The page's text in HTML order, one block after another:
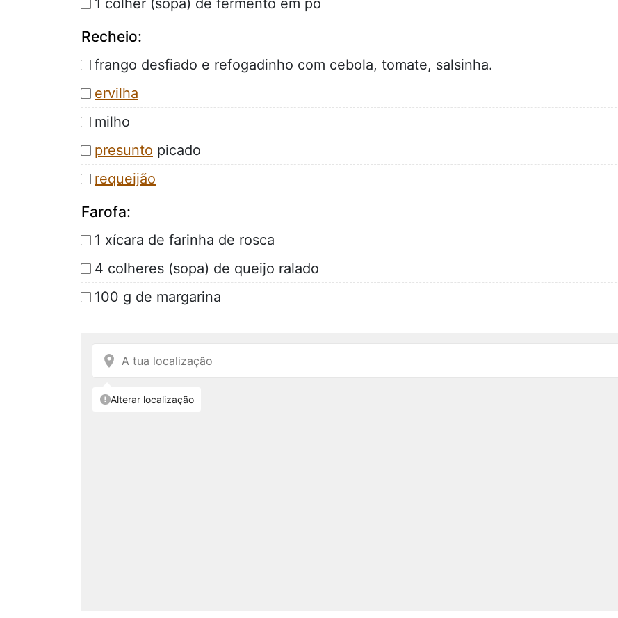
Recheio:
frango desfiado e refogadinho com cebola, tomate, salsinha.
ervilha
milho
presunto picado
requeijão
Farofa:
1 xícara de farinha de rosca
4 colheres (sopa) de queijo ralado
100 g de margarina